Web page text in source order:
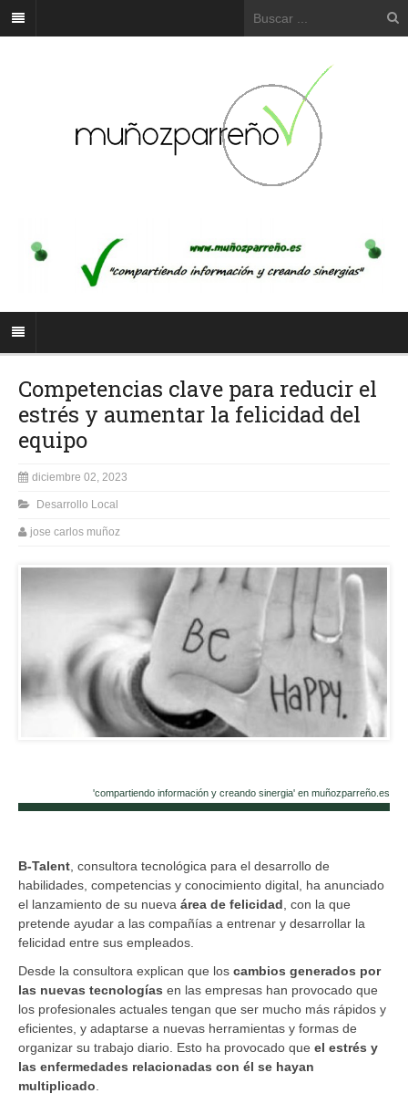
Competencias clave para reducir el
estrés y aumentar la felicidad del
equipo
diciembre 02, 2023
Desarrollo Local
jose carlos muñoz
'compartiendo información y creando sinergia' en muñozparreño.es
B-Talent , consultora tecnológica para el desarrollo de
habilidades, competencias y conocimiento digital, ha anunciado
el lanzamiento de su nueva área de felicidad , con la que
pretende ayudar a las compañías a entrenar y desarrollar la
felicidad entre sus empleados.
Desde la consultora explican que los cambios generados por
las nuevas tecnologías en las empresas han provocado que
los profesionales actuales tengan que ser mucho más rápidos y
eficientes, y adaptarse a nuevas herramientas y formas de
organizar su trabajo diario. Esto ha provocado que el estrés y
las enfermedades relacionadas con él se hayan
multiplicado